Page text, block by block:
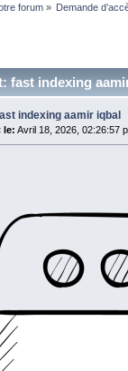
forum» Demande
fast indexing
indexing aamir iqbal
le: Avril 18, 2026, 02:26:57